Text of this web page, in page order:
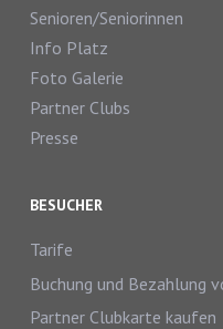
Senioren/Seniorinnen
Info Platz
Foto Galerie
Partner Clubs
Presse
BESUCHER
Tarife
Buchung und Bezahlung
Partner Clubkarte kaufen